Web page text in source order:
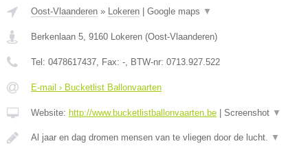
Oost-Vlaanderen » Lokeren Google maps ▼
Berkenlaan 5, 9160 Lokeren (Oost-Vlaanderen)
Tel: 0478617437, Fax: -, BTW-nr: 0713.927.522
E-mail › Bucketlist Ballonvaarten
Website: http://www.bucketlistballonvaarten.be Screenshot ▼
Al jaar en dag dromen mensen van te vliegen door de lucht. ▼